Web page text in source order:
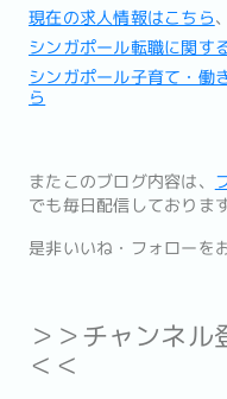
現在の求人情報はこちら、
シンガポール転職に関す
シンガポール子育て・働
ら
またこのブログ内容は、
でも毎日配信しておりま
是非いいね・フォローを
＞＞チャンネ
＜＜